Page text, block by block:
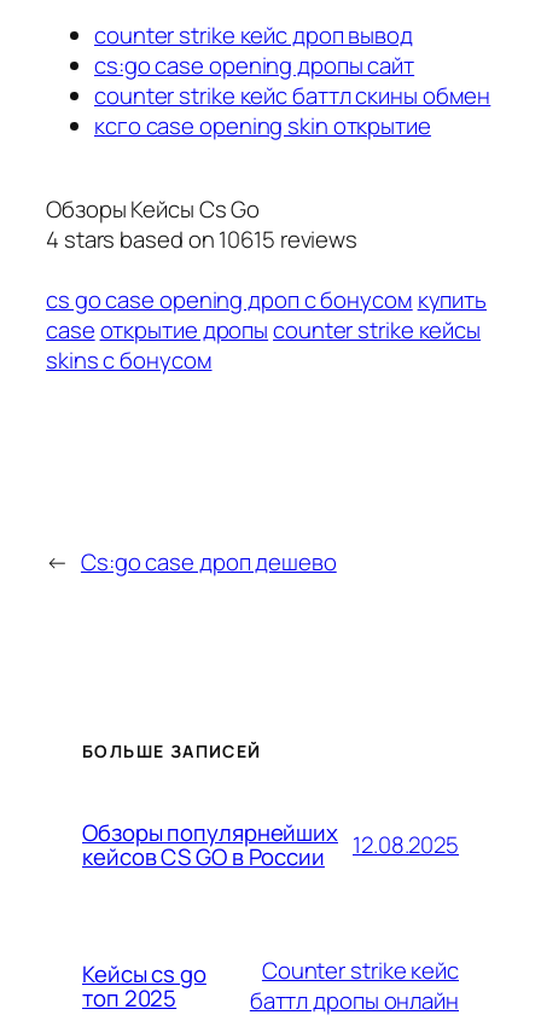
counter strike кейс дроп вывод
cs:go case opening дропы сайт
counter strike кейс баттл скины обмен
ксго case opening skin открытие
Обзоры Кейсы Cs Go
4 stars based on10615 reviews
cs go case opening дроп с бонусом купить
caseоткрытие дропыcounter strike кейсы
skins с бонусом
← Cs:go case дроп дешево
БОЛЬШЕ ЗАПИСЕЙ
Обзоры популярнейших
кейсов CS GO в России 12.08.2025
Кейсы cs go
топ 2025
Counter strike кейс
баттл дропы онлайн